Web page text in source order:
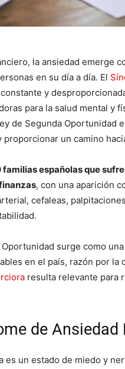
la ansiedad emerge
en su día a día. El
y
para la salud mental y
de Segunda Oportunidad
un camino
españolas que
, con una aparición
cefaleas,
surge como
en el país, razón por la
resulta relevante para
de Ansiedad
es un estado de miedo y